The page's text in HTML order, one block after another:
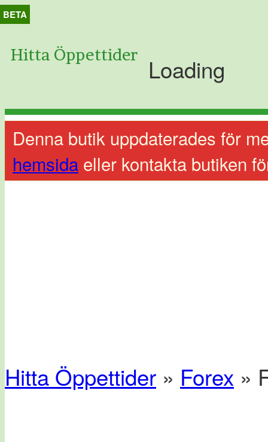
BETA
Hitta Öppettider Loading
Denna butik uppdaterades för
hemsida eller kontakta butiken
Hitta Öppettider » Forex »